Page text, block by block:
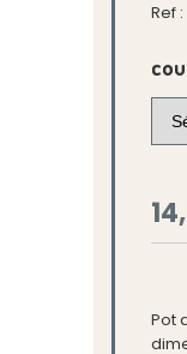
Ref :
Pot